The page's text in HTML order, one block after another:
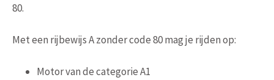
80.
Met een rijbewijs A zonder code 80 mag je rijden op:
Motor van de categorie A1